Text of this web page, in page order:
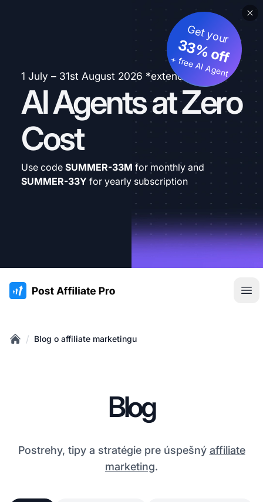
1 July – 31st August 2026 *extended
AI Agents at Zero
Cost
Get your
33% off
+ free AI Agent
Use code SUMMER-33M for monthly and
SUMMER-33Y for yearly subscription
:site.title
/ Blog o affiliate marketingu
Blog
Postrehy, tipy a stratégie pre úspešný affiliate
marketing.